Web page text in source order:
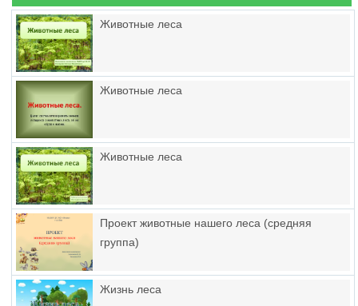
Животные леса
Животные леса
Животные леса
Проект животные нашего леса (средняя
группа)
Жизнь леса